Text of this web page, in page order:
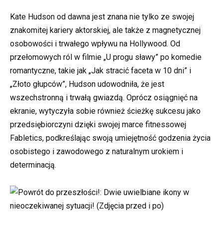
Kate Hudson od dawna jest znana nie tylko ze swojej
znakomitej kariery aktorskiej, ale także z magnetycznej
osobowości i trwałego wpływu na Hollywood. Od
przełomowych ról w filmie „U progu sławy” po komedie
romantyczne, takie jak „Jak stracić faceta w 10 dni” i
„Złoto głupców”, Hudson udowodniła, że jest
wszechstronną i trwałą gwiazdą. Oprócz osiągnięć na
ekranie, wytyczyła sobie również ścieżkę sukcesu jako
przedsiębiorczyni dzięki swojej marce fitnessowej
Fabletics, podkreślając swoją umiejętność godzenia życia
osobistego i zawodowego z naturalnym urokiem i
determinacją.